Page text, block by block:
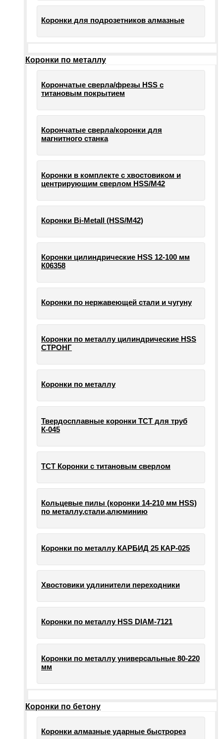
Коронки для подрозетников алмазные
Коронки по металлу
Корончатые сверла/фрезы HSS c
титановым покрытием
Корончатые сверла/коронки для
магнитного станка
Коронки в комплекте с хвостовиком и
центрирующим сверлом HSS/М42
Коронки Bi-Metall (HSS/М42)
Коронки цилиндрические HSS 12-100 мм
К06358
Коронки по нержавеющей стали и чугуну
Коронки по металлу цилиндрические HSS
СТРОНГ
Коронки по металлу
Твердосплавные коронки ТСТ для труб
К-045
ТСТ Коронки с титановым сверлом
Кольцевые пилы (коронки 14-210 мм HSS)
по металлу,стали,алюминию
Коронки по металлу КАРБИД 25 КАР-025
Хвостовики удлинители переходники
Коронки по металлу HSS DIAM-7121
Коронки по металлу универсальные 80-220
мм
Коронки по бетону
Коронки алмазные ударные быстрорез